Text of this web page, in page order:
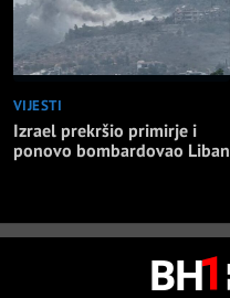
VIJESTI
Izrael prekršio primirje i
ponovo bombardovao Liban